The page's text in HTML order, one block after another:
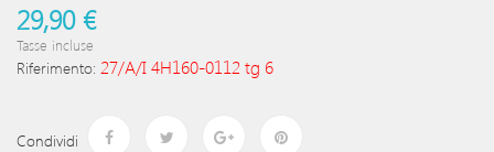
29,90 €
Tasse incluse
Riferimento: 27/A/I 4H160-0112 tg 6
Condividi